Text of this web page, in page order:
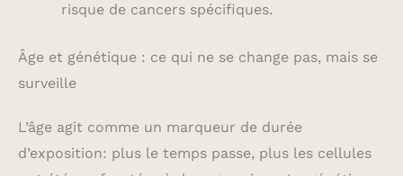
risque de cancers spécifiques.
Âge et génétique : ce qui ne se change pas, mais se
surveille
L’âge agit comme un marqueur de durée
d’exposition: plus le temps passe, plus les cellules